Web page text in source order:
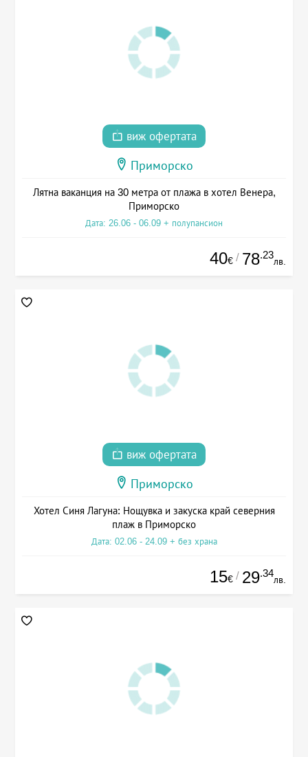
виж офертата
Приморско
Лятна ваканция на 30 метра от плажа в хотел Венера,
Приморско
Дата: 26.06 - 06.09 + полупансион
40€ / 78.23
лв.
виж офертата
Приморско
Хотел Синя Лагуна: Нощувка и закуска край северния
плаж в Приморско
Дата: 02.06 - 24.09 + без храна
15€ / 29.34
лв.